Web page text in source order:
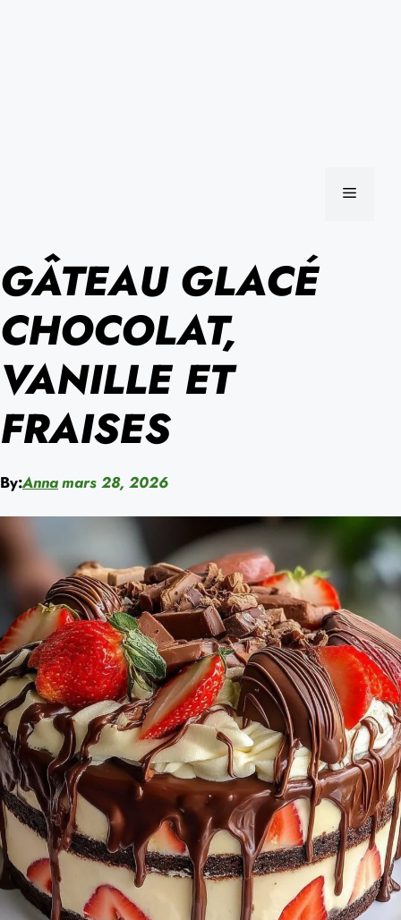
MENU
GÂTEAU GLACÉ
CHOCOLAT,
VANILLE ET
FRAISES
By:Annamars 28, 2026